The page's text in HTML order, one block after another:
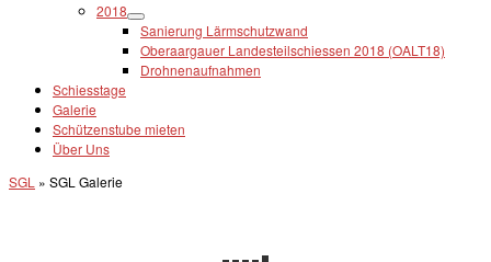
2018
Sanierung Lärmschutzwand
Oberaargauer Landesteilschiessen 2018 (OALT18)
Drohnenaufnahmen
Schiesstage
Galerie
Schützenstube mieten
Über Uns
SGL » SGL Galerie